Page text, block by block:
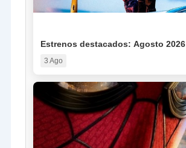
Estrenos destacados: Agosto 2026
3 Ago